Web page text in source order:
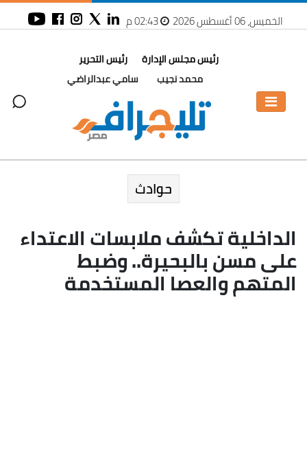
الخميس، 06 أغسطس 2026 02:43 م
رئيس مجلس الإدارة
محمد نجيب
رئيس التحرير
سامي عبدالراضي
حوادث
الداخلية تكشف ملابسات الاعتداء
على مسن بالبحيرة.. وضبط
المتهم والعصا المستخدمة